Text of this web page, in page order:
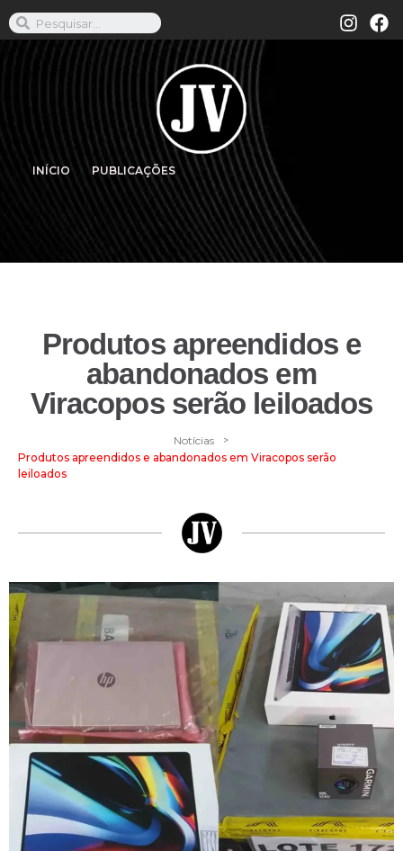
INÍCIO PUBLICAÇÕES
Produtos apreendidos e
abandonados em
Viracopos serão leiloados
Notícias >
Produtos apreendidos e abandonados em Viracopos serão
leiloados